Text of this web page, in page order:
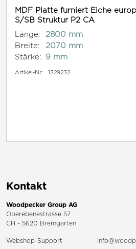
MDF Platte furniert Eiche
S/SB Struktur P2 CA
Länge:
2800 mm
Breite:
2070 mm
Stärke:
9 mm
Artikel-Nr: 1329232
Kontakt
Woodpecker Group AG
Oberebenestrasse 57
CH - 5620 Bremgarten
Webshop-Support